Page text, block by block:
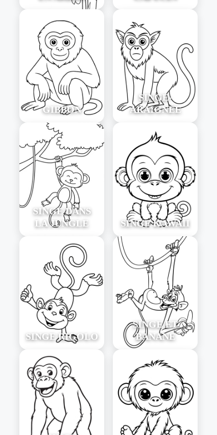
GIBBON
SINGE-
ARAIGNÉE
SINGE DANS
LA JUNGLE
SINGE KAWAII
SINGE RIGOLO
SINGE ET
BANANE